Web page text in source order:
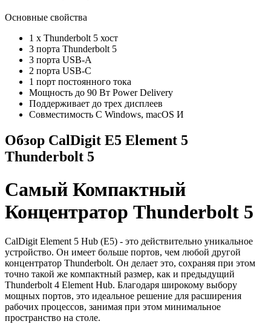
Основные свойства
1 x Thunderbolt 5 хост
3 порта Thunderbolt 5
3 порта USB-A
2 порта USB-C
1 порт постоянного тока
Мощность до 90 Вт Power Delivery
Поддерживает до трех дисплеев
Совместимость С Windows, macOS И
Обзор CalDigit E5 Element 5
Thunderbolt 5
Самый Компактный
Концентратор Thunderbolt 5
CalDigit Element 5 Hub (E5) - это действительно уникальное
устройство. Он имеет больше портов, чем любой другой
концентратор Thunderbolt. Он делает это, сохраняя при этом
точно такой же компактный размер, как и предыдущий
Thunderbolt 4 Element Hub. Благодаря широкому выбору
мощных портов, это идеальное решение для расширения
рабочих процессов, занимая при этом минимальное
пространство на столе.